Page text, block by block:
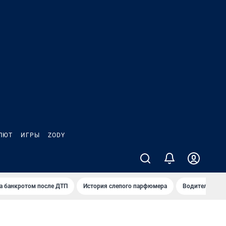
ИГРЫ ZODY
банкротом после ДТП История слепого парфюмера Водители